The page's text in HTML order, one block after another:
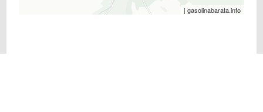
| gasolinabarata.info